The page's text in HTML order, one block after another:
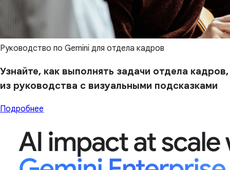
Руководство по Gemini для отдела кадров
Узнайте, как выполнять задачи отдела кадров,
из руководства с визуальными подсказками
Подробнее